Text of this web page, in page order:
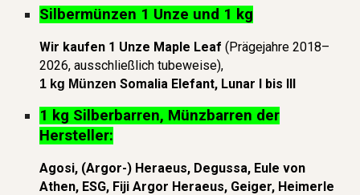
Silbermünzen 1 Unze und 1 kg
Wir kaufen 1 Unze Maple Leaf (Prägejahre 2018–
2026, ausschließlich tubeweise),
1 kg Münzen Somalia Elefant, Lunar I bis III
1 kg Silberbarren, Münzbarren der
Hersteller:
Agosi, (Argor-) Heraeus, Degussa, Eule von
Athen, ESG, Fiji Argor Heraeus, Geiger, Heimerle